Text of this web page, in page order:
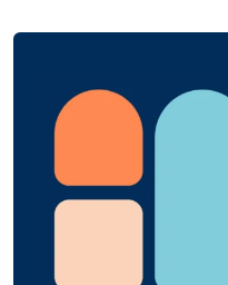
duchas y puertas de
minimalista y el gusto por
diseñadores a lanzar
Las mamparas Glassinox
correderas,